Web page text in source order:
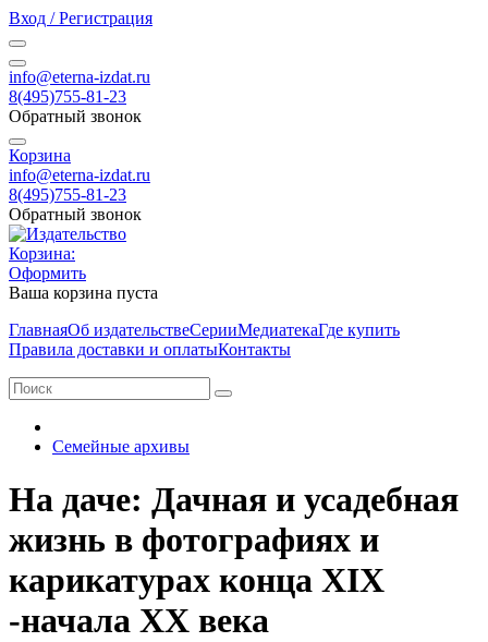
Вход / Регистрация
info@eterna-izdat.ru
8(495)755-81-23
Обратный звонок
Корзина
info@eterna-izdat.ru
8(495)755-81-23
Обратный звонок
Корзина:
Оформить
Ваша корзина пуста
ГлавнаяОб издательствеСерииМедиатекаГде купить
Правила доставки и оплатыКонтакты
Семейные архивы
На даче: Дачная и усадебная
жизнь в фотографиях и
карикатурах конца XIX
-начала ХХ века